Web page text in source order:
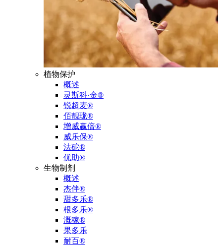
植物保护
概述
灵斯科·金®
锐超麦®
佰靓珑®
增威赢倍®
威乐保®
法砣®
优助®
生物制剂
概述
杰伴®
甜多乐®
根多乐®
溉稼®
果多乐
耐百®